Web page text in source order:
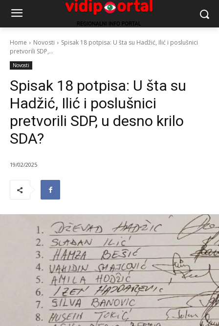
Home Novosti
Spisak 18 potpisa: U šta su Hadžić, Ilić i poslušnici
pretvorili SDP,...
Novosti
Spisak 18 potpisa: U šta su
Hadžić, Ilić i poslušnici
pretvorili SDP, u desno krilo
SDA?
19/02/2025